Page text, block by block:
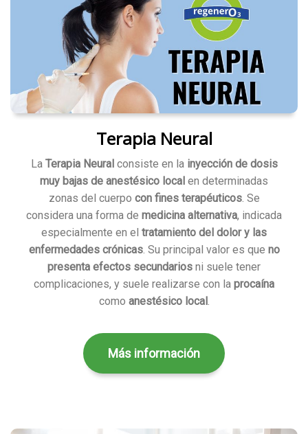
Terapia Neural
La Terapia Neuralconsiste en la inyección de dosis
muy bajas de anestésico local en determinadas
zonas del cuerpo con fines terapéuticos. Se
considera una forma de medicina alternativa, indicada
especialmente en el tratamiento del dolor y las
enfermedades crónicas. Su principal valor es que no
presenta efectos secundarios ni suele tener
complicaciones, y suele realizarse con la procaína
como anestésico local.
Más información